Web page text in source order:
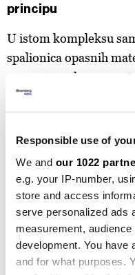
Responsible use of
We and our 1022
e.g. your IP-number,
store and access
serve personalized ads
measurement,
development. You have
and for what purposes.
principu
U istom kompleksu
spalionica opasnih
na samom ulazu u
radioaktivnih materija.
vrsta opasnih materija.
industrije, rastvarači,
vještačkih đubriva,
Sve te materije stižu u
otvaraju se nego
Oba postrojenja